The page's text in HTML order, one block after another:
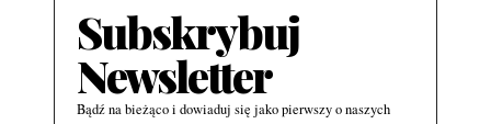
Subskrybuj
Newsletter
Bądź na bieżąco i dowiaduj się jako pierwszy o naszych